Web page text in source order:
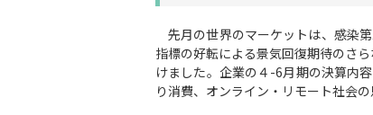
先月の世界のマーケットは、感染
指標の好転による景気回復期待のさ
けました。企業の４-6月期の決算内
り消費、オンライン・リモート社会